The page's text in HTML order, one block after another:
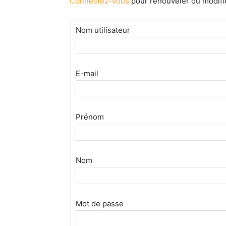
Nom utilisateur
E-mail
Prénom
Nom
Mot de passe